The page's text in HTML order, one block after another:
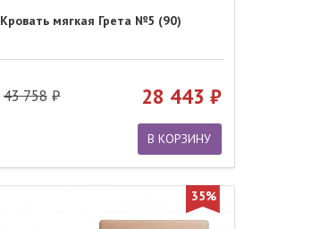
Кровать мягкая Грета №5 (90)
43 758 28 443
В КОРЗИНУ
35%